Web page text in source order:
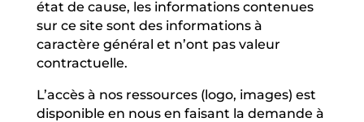
état de cause, les informations contenues
sur ce site sont des informations à
caractère général et n’ont pas valeur
contractuelle.
L’accès à nos ressources (logo, images) est
disponible en nous en faisant la demande à